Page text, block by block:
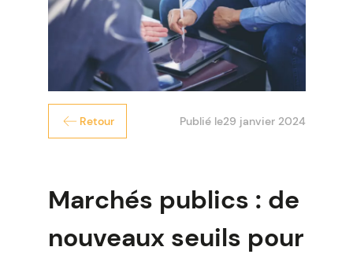
Retour Publié le29 janvier 2024
Marchés publics : de
nouveaux seuils pour